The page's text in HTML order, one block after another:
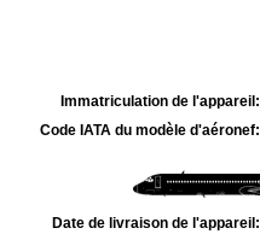
Immatriculation de l'appareil:
Code IATA du modèle d'aéronef:
Date de livraison de l'appareil: